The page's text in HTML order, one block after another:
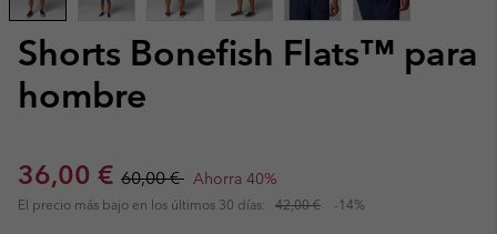
Shorts Bonefish Flats™ para
hombre
Sale price:
36,00 € Regular price:
60,00 € Ahorra 40%
El precio más bajo en los últimos 30 días: 42,00 € -14%